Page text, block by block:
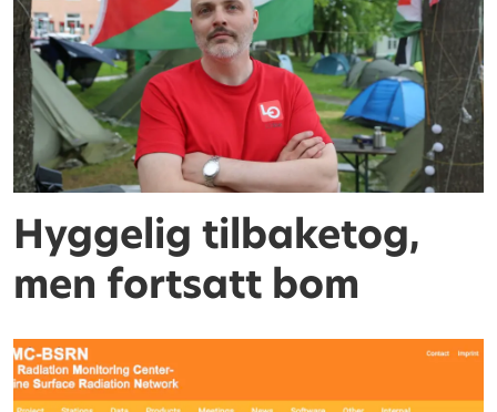
Hyggelig tilbaketog,
men fortsatt bom